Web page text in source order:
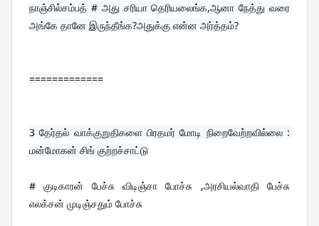
நாஞ்சில்சம்பத் # அது சரியா தெரியலைங்க,ஆனா நேத்து வரை
அங்கே தானே இருந்தீங்க?அதுக்கு என்ன அர்த்தம்?
=============
3 தேர்தல் வாக்குறுதிகளை பிரதமர் மோடி நிறைவேற்றவில்லை :
மன்மோகன் சிங் குற்றச்சாட்டு
# குடிகாரன் பேச்சு விடிஞ்சா போச்சு ,அரசியல்வாதி பேச்சு
எலக்சன் முடிஞ்சதும் போச்சு